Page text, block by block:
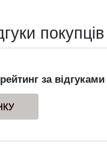
покупців
за